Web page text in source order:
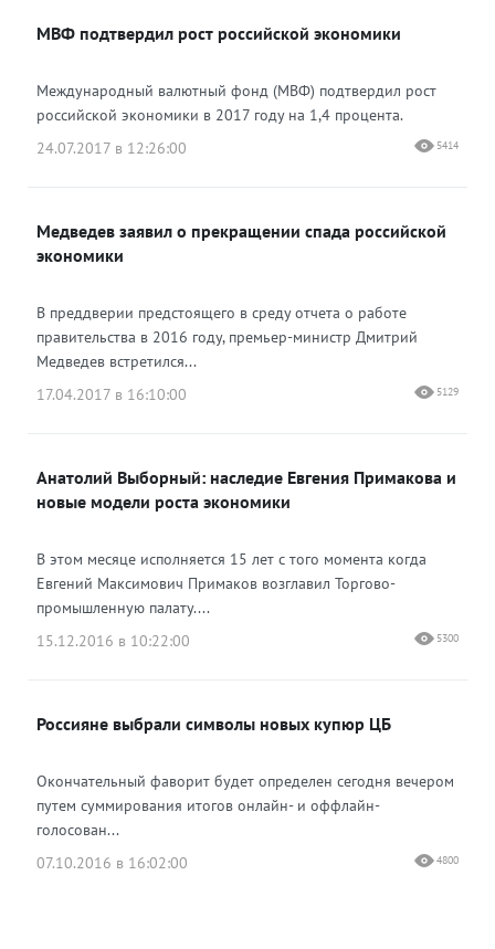
МВФ подтвердил рост российской экономики
Международный валютный фонд (МВФ) подтвердил рост
российской экономики в 2017 году на 1,4 процента.
24.07.2017 в 12:26:00
5414
Медведев заявил о прекращении спада российской
экономики
В преддверии предстоящего в среду отчета о работе
правительства в 2016 году, премьер-министр Дмитрий
Медведев встретился...
17.04.2017 в 16:10:00
5129
Анатолий Выборный: наследие Евгения Примакова и
новые модели роста экономики
В этом месяце исполняется 15 лет с того момента когда
Евгений Максимович Примаков возглавил Торгово-
промышленную палату....
15.12.2016 в 10:22:00
5300
Россияне выбрали символы новых купюр ЦБ
Окончательный фаворит будет определен сегодня вечером
путем суммирования итогов онлайн- и оффлайн-
голосован...
07.10.2016 в 16:02:00
4800